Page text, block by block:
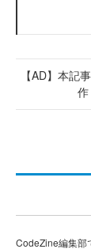
【AD】本記
CodeZine編集部